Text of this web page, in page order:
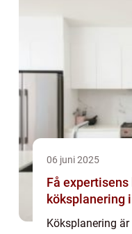
06 juni 2025
Få expertisens
köksplanering
Köksplanering